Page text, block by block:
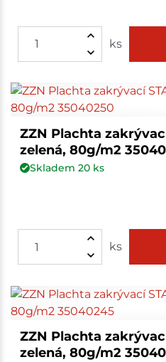
ks
ZZN Plachta
zelená, 80g/m2
Skladem 20ks
ks
ZZN Plachta
zelená, 80g/m2